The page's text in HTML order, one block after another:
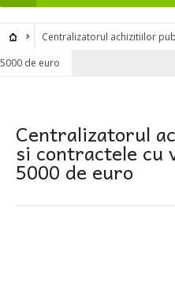
Centralizatorul achizitiilor
5000 de euro
Centralizatorul
si contractele cu
5000 de euro